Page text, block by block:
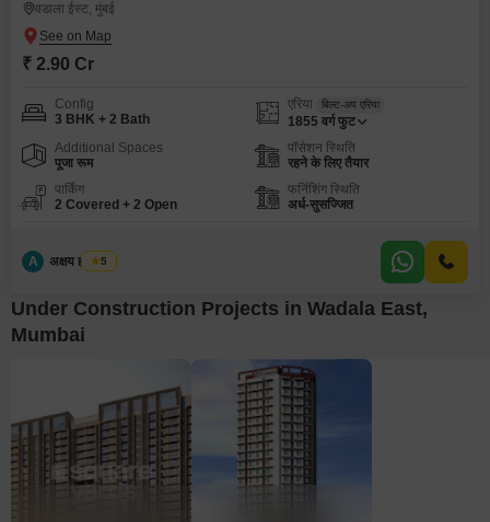
वडाला ईस्ट, मुंबई
₹ 2.90 Cr
Config
3 BHK + 2 Bath
एरिया बिल्ट-अप एरिया
1855 वर्ग फुट
Additional Spaces
पूजा रूम
पॉसेशन स्थिति
रहने के लिए तैयार
पार्किंग
2 Covered + 2 Open
फर्निशिंग स्थिति
अर्ध-सुसज्जित
A अक्षय ह पाटील
5
Under Construction Projects in Wadala East,
Mumbai